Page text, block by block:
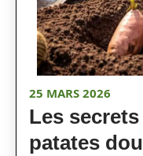
25 MARS 2026
Les
patates